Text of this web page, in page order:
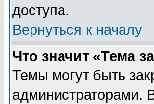
доступа.
Вернуться к началу
Что значит «Тема
Темы могут быть
администраторами.